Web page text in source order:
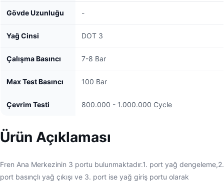
Gövde Uzunluğu -
Yağ Cinsi DOT 3
Çalışma Basıncı 7-8 Bar
Max Test Basıncı 100 Bar
Çevrim Testi 800.000 - 1.000.000 Cycle
Ürün Açıklaması
Fren Ana Merkezinin 3 portu bulunmaktadır.1. port yağ dengeleme,2.
port basınçlı yağ çıkışı ve 3. port ise yağ giriş portu olarak